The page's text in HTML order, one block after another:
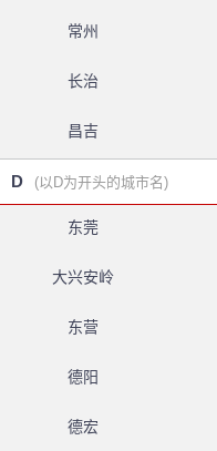
常州
长治
昌吉
D (以D为开头的城市名)
东莞
大兴安岭
东营
德阳
德宏